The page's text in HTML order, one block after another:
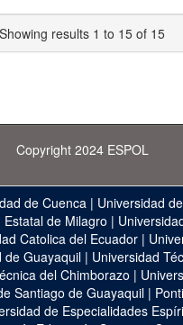
Showing results 1 to 15 of 15
Copyright 2024 ESPOL
de Cuenca | Universidad
Estatal de Milagro |
Catolica del Ecuador|
de Guayaquil | Universidad
del Chimborazo |
Santiago de Guayaquil |
de Especialidades